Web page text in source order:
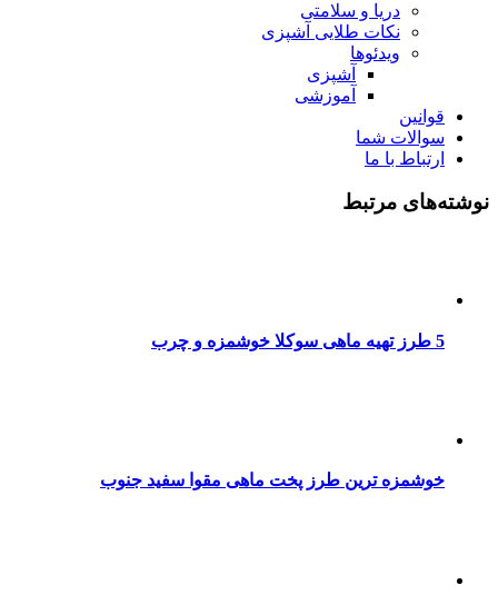
دریا و سلامتی
نکات طلایی آشپزی
ویدئوها
آشپزی
آموزشی
قوانین
سوالات شما
ارتباط با ما
نوشته‌های مرتبط
5 طرز تهیه ماهی سوکلا خوشمزه و چرب
خوشمزه ترین طرز پخت ماهی مقوا سفید جنوب